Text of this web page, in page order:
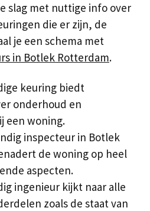
slag met nuttige info over
die er zijn, de
je een schema met
in Botlek Rotterdam.
keuring biedt
onderhoud en
een woning.
inspecteur in Botlek
de woning op heel
aspecten.
ingenieur kijkt naar alle
zoals de staat van